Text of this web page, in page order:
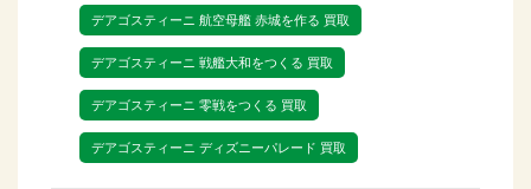
デアゴスティーニ 航空母艦 赤城を作る 買取
デアゴスティーニ 戦艦大和をつくる 買取
デアゴスティーニ 零戦をつくる 買取
デアゴスティーニ ディズニーパレード 買取